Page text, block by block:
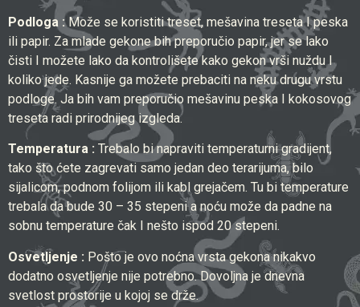
Podloga :Može se koristiti treset, mešavina treseta I peska
ili papir. Za mlade gekone bih preporučio papir, jer se lako
čisti I možete lako da kontrolišete kako gekon vrši nuždu I
koliko jede. Kasnije ga možete prebaciti na neku drugu vrstu
podloge. Ja bih vam preporučio mešavinu peska I kokosovog
treseta radi prirodnijeg izgleda.
Temperatura : Trebalo bi napraviti temperaturni gradijent,
tako što ćete zagrevati samo jedan deo terarijuma, bilo
sijalicom, podnom folijom ili kabl grejačem. Tu bi temperature
trebala da bude 30 – 35 stepeni a noću može da padne na
sobnu temperature čak I nešto ispod 20 stepeni.
Osvetljenje : Pošto je ovo noćna vrsta gekona nikakvo
dodatno osvetljenje nije potrebno. Dovoljna je dnevna
svetlost prostorije u kojoj se drže.